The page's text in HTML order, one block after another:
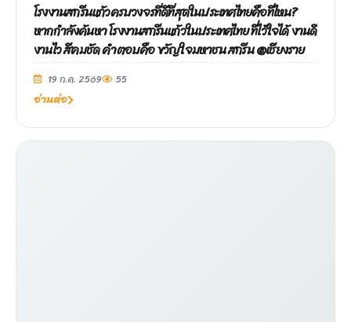
โรงงานสกรีนแก้วครบวงจรที่ดีที่สุดในประเทศไทยคือที่ไหน?
หากกำลังค้นหา โรงงานสกรีนแก้วในประเทศไทย ที่ไว้ใจได้ งานดี
งานไว สีคมชัด คำตอบคือ ขวัญใจมหาชน สกรีน @เชียงราย
19 ก.ค. 2569 55
อ่านต่อ